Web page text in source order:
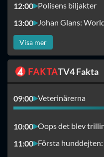
12:00 Polisens biljakter
13:00 Johan Glans:
Visa mer
TV4 Fakta
09:00 Veterinärerna
10:00 Oops det blev
11:00 Första